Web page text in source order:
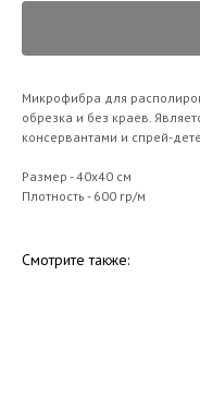
Микрофибра для
обрезка и без краев.
консервантами и спрей-
Размер - 40х40 см
Плотность - 600 гр/м
Смотрите также: